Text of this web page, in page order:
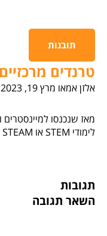
תובנות
טרנדים
אלזן אמאו מרץ 19, 2023
מאז שנכנסו
לימודי STEM או STEAM צמחו[...]
תגובות
השאר תגובה